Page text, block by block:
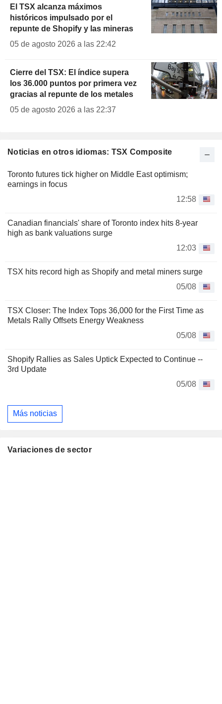
Noticias en otros idiomas: TSX Composite
Toronto futures tick higher on Middle East optimism;
earnings in focus
12:58
Canadian financials' share of Toronto index hits 8-year
high as bank valuations surge
12:03
TSX hits record high as Shopify and metal miners surge
05/08
TSX Closer: The Index Tops 36,000 for the First Time as
Metals Rally Offsets Energy Weakness
05/08
Shopify Rallies as Sales Uptick Expected to Continue --
3rd Update
05/08
Más noticias
El TSX alcanza máximos
históricos impulsado por el
repunte de Shopify y las mineras
05 de agosto 2026 a las 22:42
Cierre del TSX: El índice supera
los 36.000 puntos por primera vez
gracias al repunte de los metales
05 de agosto 2026 a las 22:37
Variaciones de sector